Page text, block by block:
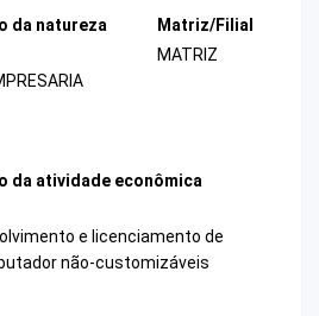
da natureza
Matriz/Filial
MATRIZ
da atividade econômica
e licenciamento de
não-customizáveis